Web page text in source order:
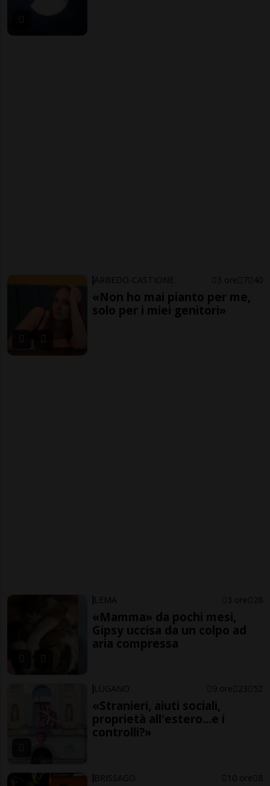
ARBEDO-CASTIONE 3 ore 7 40
«Non ho mai pianto per me,
solo per i miei genitori»
LEMA 3 ore 28
«Mamma» da pochi mesi,
Gipsy uccisa da un colpo ad
aria compressa
LUGANO 9 ore 23 52
«Stranieri, aiuti sociali,
proprietà all'estero...e i
controlli?»
BRISSAGO 10 ore 8